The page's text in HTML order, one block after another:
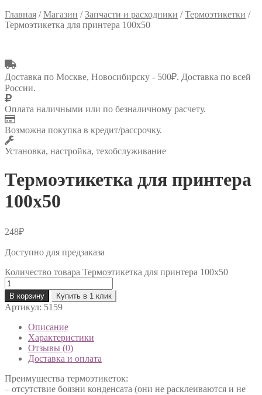
Главная /Магазин /Запчасти и расходники /Термоэтикетки /
Термоэтикетка для принтера 100х50
Доставка по Москве, Новосибирску - 500₽. Доставка по всей
России.
Оплата наличными или по безналичному расчету.
Возможна покупка в кредит/рассрочку.
Установка, настройка, техобслуживание
Термоэтикетка для принтера
100х50
248₽
Доступно для предзаказа
Количество товара Термоэтикетка для принтера 100х50
В корзину Купить в 1 клик
Артикул: 5159
Описание
Характеристики
Отзывы (0)
Доставка и оплата
Преимущества термоэтикеток:
– отсутствие боязни конденсата (они не расклеиваются и не